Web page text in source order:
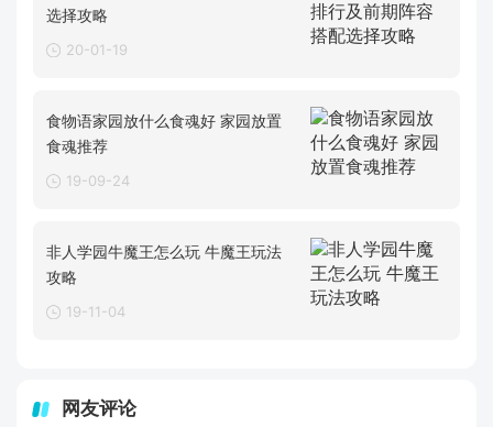
选择攻略
20-01-19
食物语家园放什么食魂好 家园放置
食魂推荐
19-09-24
非人学园牛魔王怎么玩 牛魔王玩法
攻略
19-11-04
网友评论